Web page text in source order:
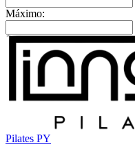
Máximo:
Pilates PY